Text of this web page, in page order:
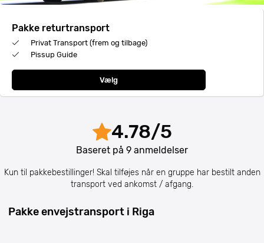
Pakke returtransport
Privat Transport (frem og tilbage)
Pissup Guide
Vælg
4.78/5
Baseret på 9 anmeldelser
Kun til pakkebestillinger! Skal tilføjes når en gruppe har bestilt anden
transport ved ankomst / afgang.
Pakke envejstransport i Riga